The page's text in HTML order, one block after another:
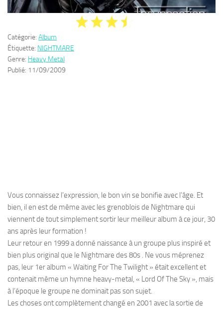
Catégorie: Album
Étiquette: NIGHTMARE
Genre: Heavy Metal
Publié: 11/09/2009
Vous connaissez l’expression, le bon vin se bonifie avec l’âge. Et
bien, il en est de même avec les grenoblois de Nightmare qui
viennent de tout simplement sortir leur meilleur album à ce jour, 30
ans après leur formation !
Leur retour en 1999 a donné naissance à un groupe plus inspiré et
bien plus original que le Nightmare des 80s . Ne vous méprenez
pas, leur 1er album « Waiting For The Twilight » était excellent et
contenait même un hymne heavy-metal, « Lord Of The Sky », mais
à l’époque le groupe ne dominait pas son sujet.
Les choses ont complètement changé en 2001 avec la sortie de